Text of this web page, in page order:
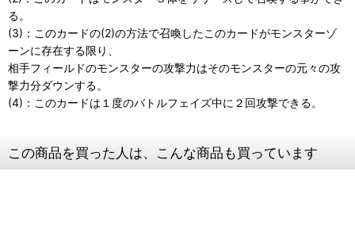
る。
(3)：このカードの(2)の方法で召喚したこのカードがモンスターゾ
ーンに存在する限り、
相手フィールドのモンスターの攻撃力はそのモンスターの元々の攻
撃力分ダウンする。
(4)：このカードは１度のバトルフェイズ中に２回攻撃できる。
この商品を買った人は、こんな商品も買っています